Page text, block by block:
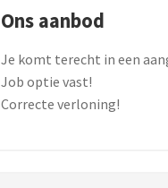
Ons aanbod
Je komt terecht in een
Job optie vast!
Correcte verloning!